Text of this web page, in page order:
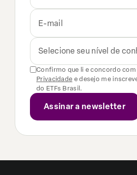
Selecione seu nível de
Confirmo que li e concordo com
Privacidade e desejo me
do ETFs Brasil.